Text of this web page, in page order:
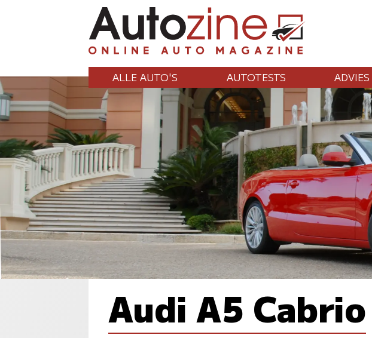
ALLE AUTO'S AUTOTESTS ADVIES
Audi A5 Cabrio